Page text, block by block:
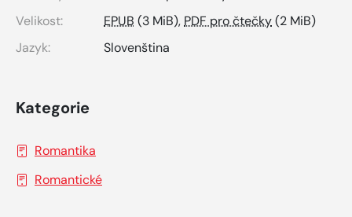
Velikost:
EPUB (3 MiB),PDF pro čtečky(2 MiB)
Jazyk:
Slovenština
Kategorie
Romantika
Romantické